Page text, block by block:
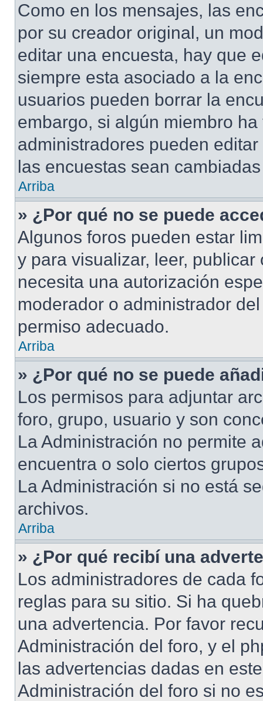
Como en los mensajes, las
por su creador original, un
editar una encuesta, hay que
siempre esta asociado a la
usuarios pueden borrar la
embargo, si algún miembro
administradores pueden
las encuestas sean
Arriba
» ¿Por qué no se puede
Algunos foros pueden estar
y para visualizar, leer,
necesita una autorización
moderador o administrador
permiso adecuado.
Arriba
» ¿Por qué no se puede
Los permisos para adjuntar
foro, grupo, usuario y son
La Administración no permite
encuentra o solo ciertos
La Administración si no está
archivos.
Arriba
» ¿Por qué recibí una
Los administradores de cada
reglas para su sitio. Si ha
una advertencia. Por favor
Administración del foro, y el
las advertencias dadas en
Administración del foro si no